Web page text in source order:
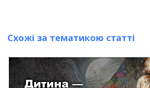
Схожі за тематикою статті